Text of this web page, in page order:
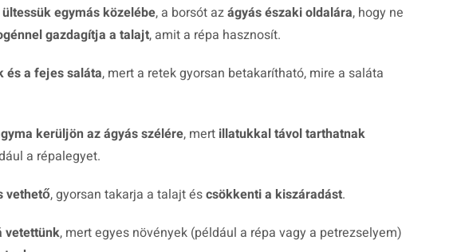
egymás közelébe, a borsót azágyás északi oldalára, hogy ne
gazdagítja a talajt, amit a répa hasznosít.
és a fejes saláta, mert a retek gyorsan betakarítható, mire a saláta
kerüljön az ágyás szélére, mert illatukkal távol tarthatnak
a répalegyet.
vethető, gyorsan takarja a talajt éscsökkenti a kiszáradást.
vetettünk, mert egyes növények (például a répa vagy a petrezselyem)